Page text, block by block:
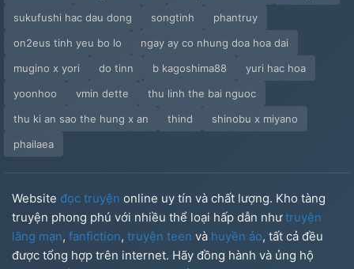
sukufushi hac dau dong
songtinh
phantruy
on2eus tinh yeu bo lo
ngay ay co nhung doa hoa dai
mugino x yori
do tinn b kagoshima88
yuri hac hoa
yoonhoo
vmin dette
thu linh the bai nguoc
thu ki an sao the hung x an
thind
shinobu x miyano
phailaea
Website đọc truyện online uy tín và chất lượng. Kho tàng
truyện phong phú với nhiều thể loại hấp dẫn nhưtruyện
lãng mạn, fanfiction, truyện teen và huyền ảo, tất cả đều
được tổng hợp trên internet. Hãy đồng hành và ủng hộ